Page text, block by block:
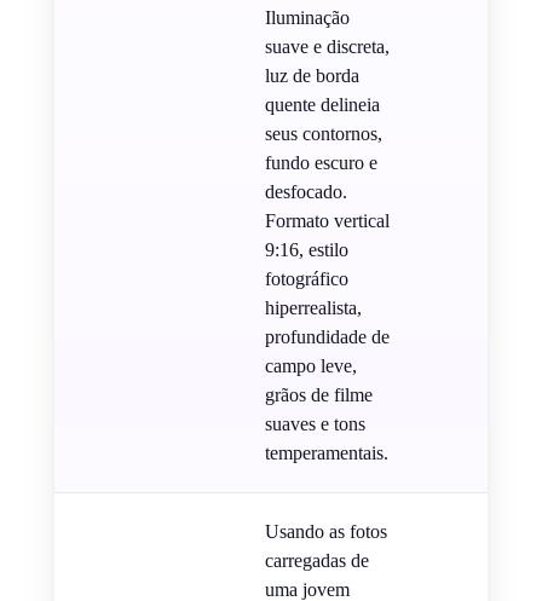
Iluminação
suave e discreta,
luz de borda
quente delineia
seus contornos,
fundo escuro e
desfocado.
Formato vertical
9:16, estilo
fotográfico
hiperrealista,
profundidade de
campo leve,
grãos de filme
suaves e tons
temperamentais.
Usando as fotos
carregadas de
uma jovem